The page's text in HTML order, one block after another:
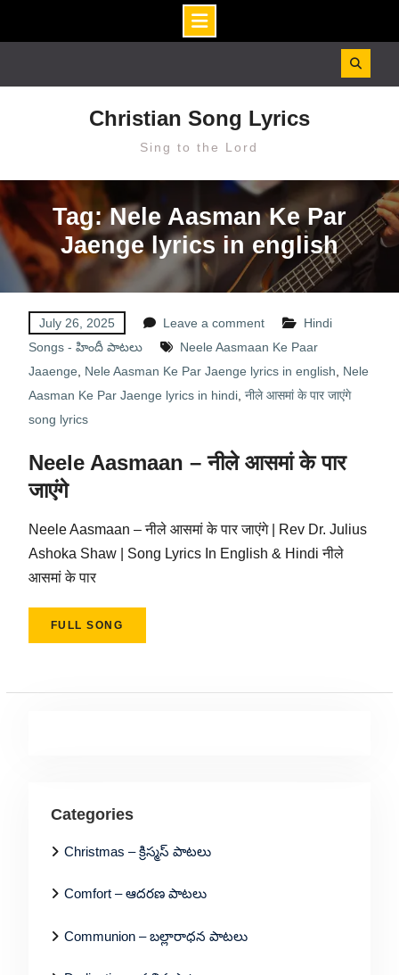
Christian Song Lyrics
Sing to the Lord
Tag: Nele Aasman Ke Par
Jaenge lyrics in english
July 26, 2025 Leave a comment
Hindi
Songs - హిందీ పాటలు
Neele Aasmaan Ke Paar
Jaaenge
Nele Aasman Ke Par Jaenge lyrics in english
Nele
Aasman Ke Par Jaenge lyrics in hindi, नीले आसमां के पार जाएंगे
song lyrics
Neele Aasmaan – नीले आसमां के पार
जाएंगे
Neele Aasmaan – नीले आसमां के पार जाएंगे | Rev Dr. Julius
Ashoka Shaw | Song Lyrics In English & Hindi नीले
आसमां के पार
FULL SONG
Categories
Christmas – క్రిస్మస్ పాటలు
Comfort – ఆదరణ పాటలు
Communion – బల్లారాధన పాటలు